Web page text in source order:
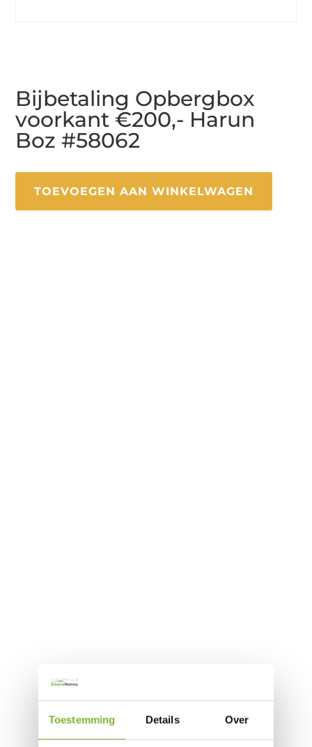
Toestemming Details Over
Bijbetaling Opbergbox
voorkant €200,- Harun
Boz #58062
TOEVOEGEN AAN WINKELWAGEN